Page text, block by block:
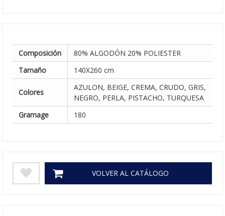
Composición
80% ALGODÓN 20% POLIESTER
Tamaño
140X260 cm
Colores
AZULON, BEIGE, CREMA, CRUDO, GRIS,
NEGRO, PERLA, PISTACHO, TURQUESA
Gramage
180
VOLVER AL CATÁLOGO